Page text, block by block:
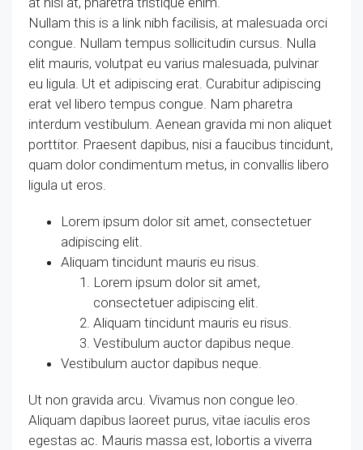
Nullam this is a link nibh facilisis, at malesuada orci
congue. Nullam tempus sollicitudin cursus. Nulla
elit mauris, volutpat eu varius malesuada, pulvinar
eu ligula. Ut et adipiscing erat. Curabitur adipiscing
erat vel libero tempus congue. Nam pharetra
interdum vestibulum. Aenean gravida mi non aliquet
porttitor. Praesent dapibus, nisi a faucibus tincidunt,
quam dolor condimentum metus, in convallis libero
ligula ut eros.
Lorem ipsum dolor sit amet, consectetuer
adipiscing elit.
Aliquam tincidunt mauris eu risus.
Lorem ipsum dolor sit amet,
consectetuer adipiscing elit.
Aliquam tincidunt mauris eu risus.
Vestibulum auctor dapibus neque.
Vestibulum auctor dapibus neque.
Ut non gravida arcu. Vivamus non congue leo.
Aliquam dapibus laoreet purus, vitae iaculis eros
egestas ac. Mauris massa est, lobortis a viverra